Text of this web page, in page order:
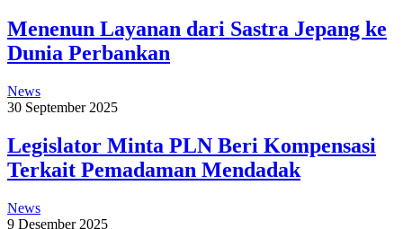
Menenun Layanan dari Sastra Jepang ke
Dunia Perbankan
News
30 September 2025
Legislator Minta PLN Beri Kompensasi
Terkait Pemadaman Mendadak
News
9 Desember 2025